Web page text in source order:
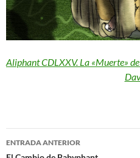
Aliphant CDLXXV. La «Muerte»
Navegación
ENTRADA ANTERIOR